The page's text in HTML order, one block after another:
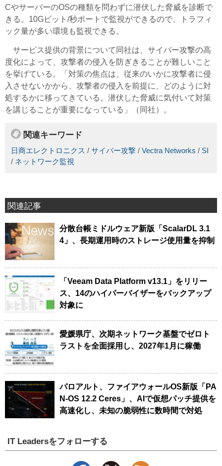
CやサーバーのOSの種類を問わずに潜伏した脅威を診断で
きる。10Gビット/秒ポートで監視ができるので、トラフィ
ック量が多い環境も監視できる。
サービス提供の背景について同社は、サイバー攻撃の高
度化によって、攻撃者の侵入を防ぎきることが難しいこと
を挙げている。「対策の焦点は、従来のいかに攻撃者に侵
入させないかから、攻撃者の侵入を前提に、どのように対
処するかに移ってきている。潜伏した脅威に気付いて対策
を講じることが重要になっている」（同社）。
関連キーワード
日商エレクトロニクス / サイバー攻撃 / Vectra Networks / SI
/ ネットワーク監視
関連記事
分散台帳ミドルウェア新版「ScalarDL 3.1
4」、長期運用時のストレージ使用量を抑制
「Veeam Data Platform v13.1」をリリー
ス、14のハイパーバイザーをバックアップ
対象に
愛媛県庁、次期ネットワーク基盤でゼロト
ラストを全面採用し、2027年1月に稼働
パロアルト、ファイアウォールOS新版「PA
N-OS 12.2 Ceres」、AIで仮想パッチ提供を
高速化し、未知の脆弱性に数時間で対処
IT Leadersをフォローする